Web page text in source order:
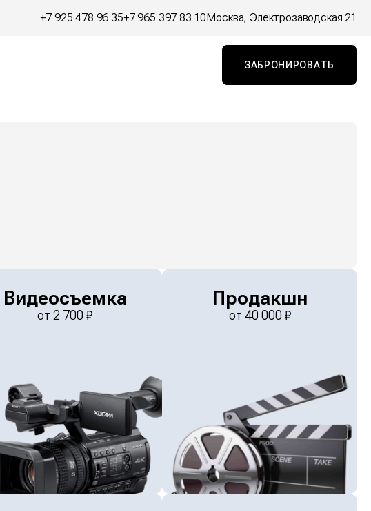
+7 925 478 96 35+7 965 397 83 10Москва, Электрозаводская 21
ЗАБРОНИРОВАТЬ
Видеосъемка
от 2 700 ₽
Продакшн
от 40 000 ₽